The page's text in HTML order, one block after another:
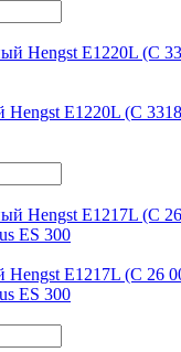
E1220L (C
E1217L (C 26
ES 300